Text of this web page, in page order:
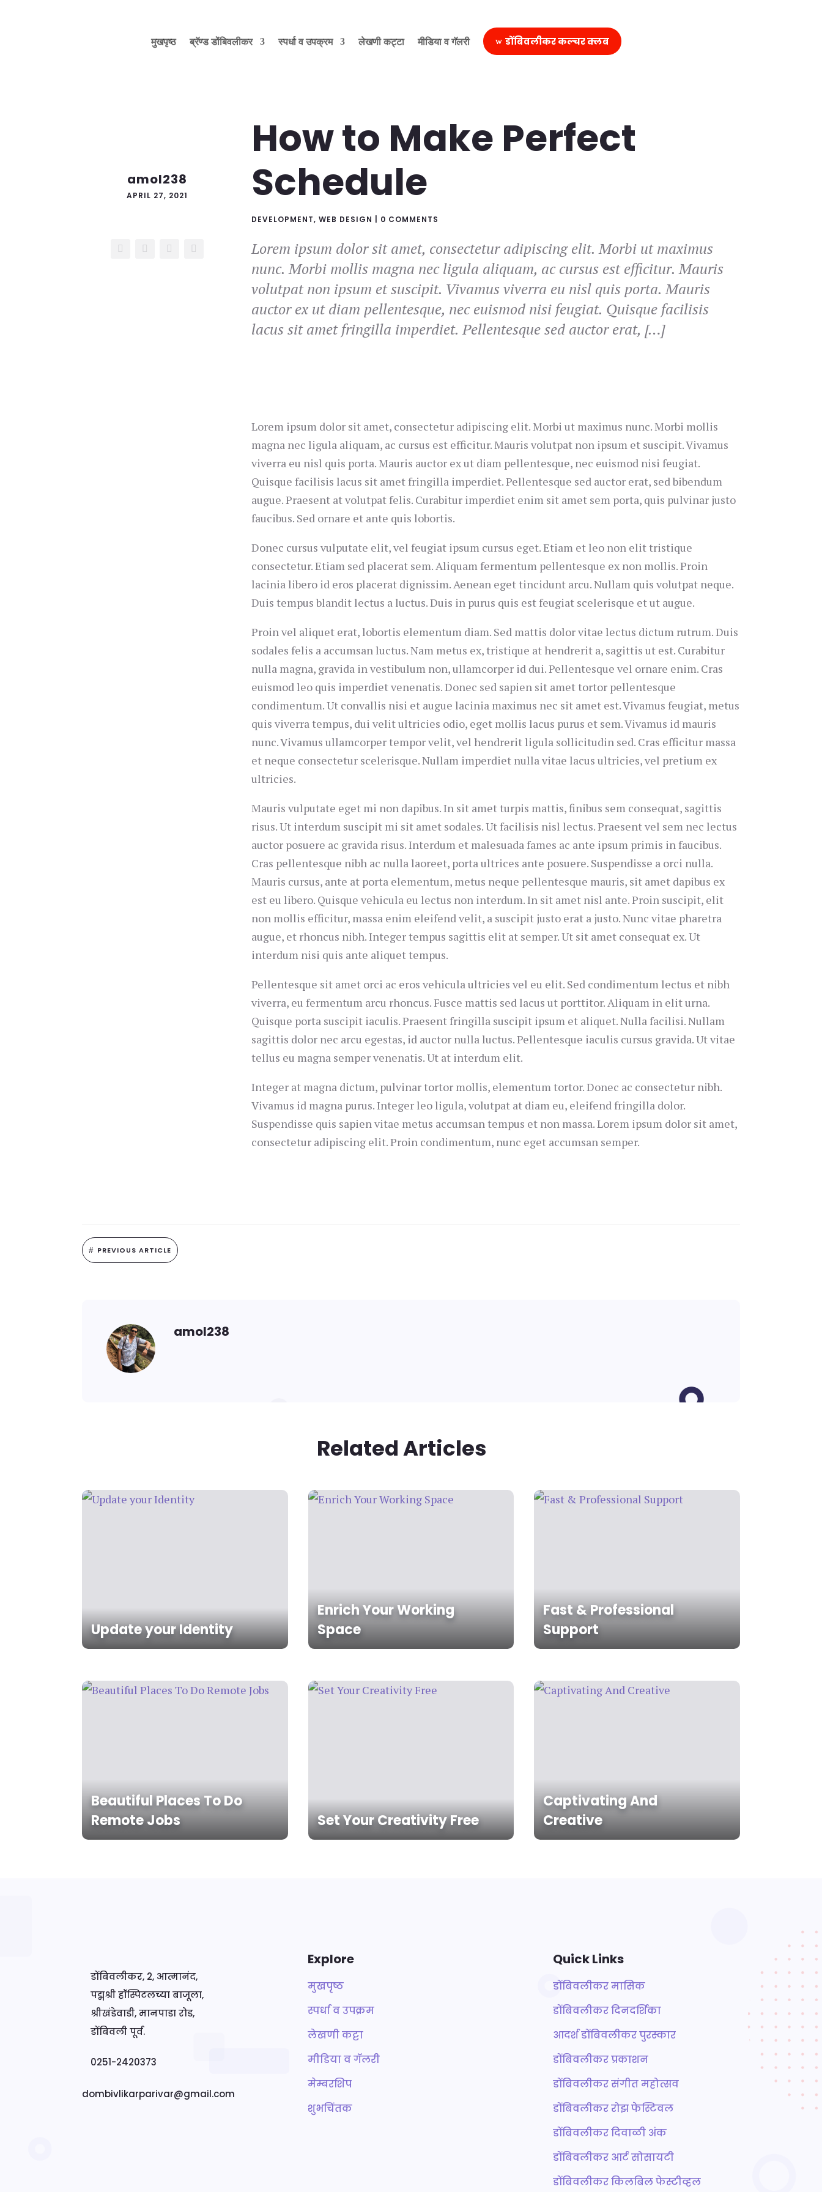
मुखपृष्ठ ब्रॅण्ड डोंबिवलीकर स्पर्धा व उपक्रम लेखणी कट्टा मीडिया व गॅलरी डोंबिवलीकर कल्चर क्लब
amol238
APRIL 27, 2021
How to Make Perfect
Schedule
DEVELOPMENT,WEB DESIGN 0 COMMENTS
Lorem ipsum dolor sit amet, consectetur adipiscing elit. Morbi ut maximus
nunc. Morbi mollis magna nec ligula aliquam, ac cursus est efficitur. Mauris
volutpat non ipsum et suscipit. Vivamus viverra eu nisl quis porta. Mauris
auctor ex ut diam pellentesque, nec euismod nisi feugiat. Quisque facilisis
lacus sit amet fringilla imperdiet. Pellentesque sed auctor erat, […]
Lorem ipsum dolor sit amet, consectetur adipiscing elit. Morbi ut maximus nunc. Morbi mollis
magna nec ligula aliquam, ac cursus est efficitur. Mauris volutpat non ipsum et suscipit. Vivamus
viverra eu nisl quis porta. Mauris auctor ex ut diam pellentesque, nec euismod nisi feugiat.
Quisque facilisis lacus sit amet fringilla imperdiet. Pellentesque sed auctor erat, sed bibendum
augue. Praesent at volutpat felis. Curabitur imperdiet enim sit amet sem porta, quis pulvinar justo
faucibus. Sed ornare et ante quis lobortis.
Donec cursus vulputate elit, vel feugiat ipsum cursus eget. Etiam et leo non elit tristique
consectetur. Etiam sed placerat sem. Aliquam fermentum pellentesque ex non mollis. Proin
lacinia libero id eros placerat dignissim. Aenean eget tincidunt arcu. Nullam quis volutpat neque.
Duis tempus blandit lectus a luctus. Duis in purus quis est feugiat scelerisque et ut augue.
Proin vel aliquet erat, lobortis elementum diam. Sed mattis dolor vitae lectus dictum rutrum. Duis
sodales felis a accumsan luctus. Nam metus ex, tristique at hendrerit a, sagittis ut est. Curabitur
nulla magna, gravida in vestibulum non, ullamcorper id dui. Pellentesque vel ornare enim. Cras
euismod leo quis imperdiet venenatis. Donec sed sapien sit amet tortor pellentesque
condimentum. Ut convallis nisi et augue lacinia maximus nec sit amet est. Vivamus feugiat, metus
quis viverra tempus, dui velit ultricies odio, eget mollis lacus purus et sem. Vivamus id mauris
nunc. Vivamus ullamcorper tempor velit, vel hendrerit ligula sollicitudin sed. Cras efficitur massa
et neque consectetur scelerisque. Nullam imperdiet nulla vitae lacus ultricies, vel pretium ex
ultricies.
Mauris vulputate eget mi non dapibus. In sit amet turpis mattis, finibus sem consequat, sagittis
risus. Ut interdum suscipit mi sit amet sodales. Ut facilisis nisl lectus. Praesent vel sem nec lectus
auctor posuere ac gravida risus. Interdum et malesuada fames ac ante ipsum primis in faucibus.
Cras pellentesque nibh ac nulla laoreet, porta ultrices ante posuere. Suspendisse a orci nulla.
Mauris cursus, ante at porta elementum, metus neque pellentesque mauris, sit amet dapibus ex
est eu libero. Quisque vehicula eu lectus non interdum. In sit amet nisl ante. Proin suscipit, elit
non mollis efficitur, massa enim eleifend velit, a suscipit justo erat a justo. Nunc vitae pharetra
augue, et rhoncus nibh. Integer tempus sagittis elit at semper. Ut sit amet consequat ex. Ut
interdum nisi quis ante aliquet tempus.
Pellentesque sit amet orci ac eros vehicula ultricies vel eu elit. Sed condimentum lectus et nibh
viverra, eu fermentum arcu rhoncus. Fusce mattis sed lacus ut porttitor. Aliquam in elit urna.
Quisque porta suscipit iaculis. Praesent fringilla suscipit ipsum et aliquet. Nulla facilisi. Nullam
sagittis dolor nec arcu egestas, id auctor nulla luctus. Pellentesque iaculis cursus gravida. Ut vitae
tellus eu magna semper venenatis. Ut at interdum elit.
Integer at magna dictum, pulvinar tortor mollis, elementum tortor. Donec ac consectetur nibh.
Vivamus id magna purus. Integer leo ligula, volutpat at diam eu, eleifend fringilla dolor.
Suspendisse quis sapien vitae metus accumsan tempus et non massa. Lorem ipsum dolor sit amet,
consectetur adipiscing elit. Proin condimentum, nunc eget accumsan semper.
# PREVIOUS ARTICLE
amol238
Related Articles
Update your Identity
Enrich Your Working
Space
Fast & Professional
Support
Beautiful Places To Do
Remote Jobs
Set Your Creativity Free
Captivating And
Creative
डोंबिवलीकर, 2, आत्मानंद,
पद्मश्री हॉस्पिटलच्या बाजूला,
श्रीखंडेवाडी, मानपाडा रोड,
डोंबिवली पूर्व.
0251-2420373
dombivlikarparivar@gmail.com
Explore
मुखपृष्ठ
स्पर्धा व उपक्रम
लेखणी कट्टा
मीडिया व गॅलरी
मेम्बरशिप
शुभचिंतक
Quick Links
डोंबिवलीकर मासिक
डोंबिवलीकर दिनदर्शिका
आदर्श डोंबिवलीकर पुरस्कार
डोंबिवलीकर प्रकाशन
डोंबिवलीकर संगीत महोत्सव
डोंबिवलीकर रोझ फेस्टिवल
डोंबिवलीकर दिवाळी अंक
डोंबिवलीकर आर्ट सोसायटी
डोंबिवलीकर किलबिल फेस्टीव्हल